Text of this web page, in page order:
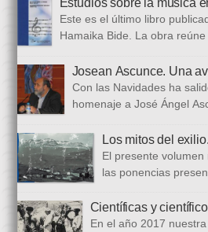
protagonismos y cargos oficiales.
Estudios sobre la música
Este es el último libro
Hamaika Bide. La obra
celebrado en 2023. Bajo ese epígrafe
de dieciséis ponencias. El libro se ha
bloques. En el primero se analizan
popular […]
Josean Ascunce. Una
Con las Navidades ha
homenaje a José Ángel
desde diferentes perspectivas,
biografía, bibliografía y una
coordinadores han sido Carmen Gil
Zabala. Con ellos han particidado
Los mitos del
El presente
las ponencias
primera vez, hemos acordado
formato papel, en formato PDF con
Científicas y
En el año 2017